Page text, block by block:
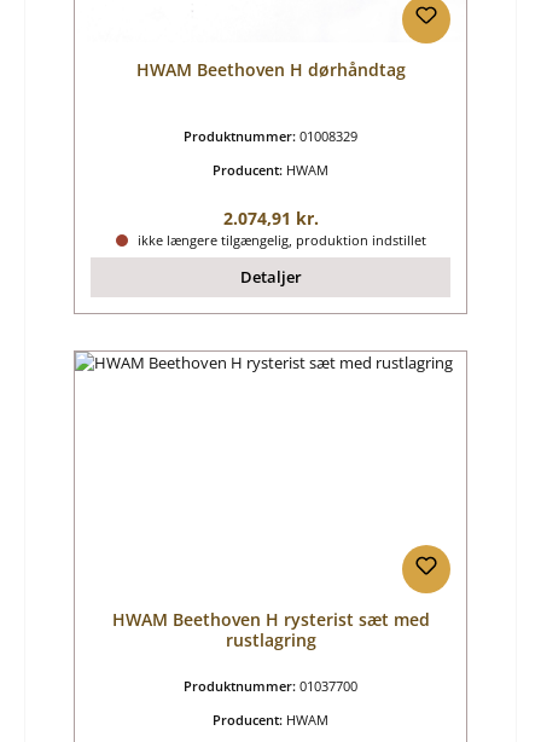
HWAM Beethoven H dørhåndtag
Produktnummer: 01008329
Producent: HWAM
Almindelig pris:
2.074,91 kr.
ikke længere tilgængelig, produktion indstillet
Detaljer
HWAM Beethoven H rysterist sæt med
rustlagring
Produktnummer: 01037700
Producent: HWAM